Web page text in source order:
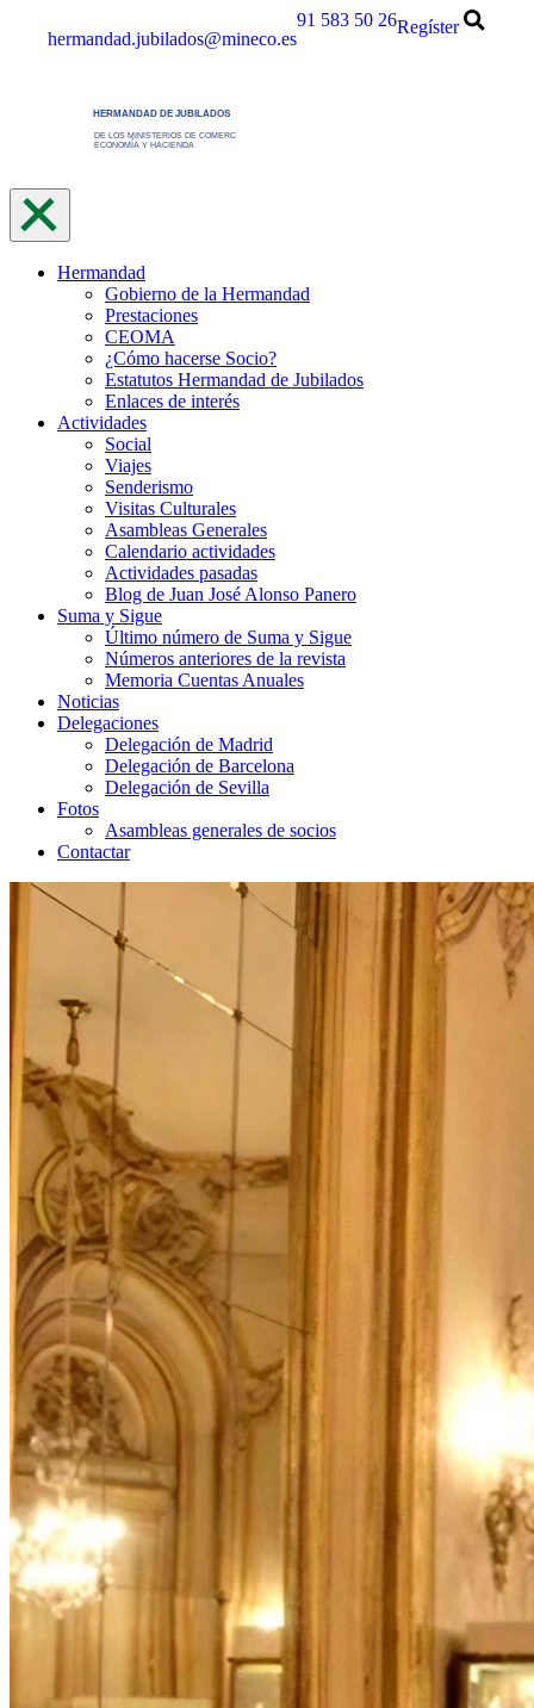
hermandad.jubilados@mineco.es
91 583 50 26Regíster
Hermandad
Gobierno de la Hermandad
Prestaciones
CEOMA
¿Cómo hacerse Socio?
Estatutos Hermandad de Jubilados
Enlaces de interés
Actividades
Social
Viajes
Senderismo
Visitas Culturales
Asambleas Generales
Calendario actividades
Actividades pasadas
Blog de Juan José Alonso Panero
Suma y Sigue
Último número de Suma y Sigue
Números anteriores de la revista
Memoria Cuentas Anuales
Noticias
Delegaciones
Delegación de Madrid
Delegación de Barcelona
Delegación de Sevilla
Fotos
Asambleas generales de socios
Contactar